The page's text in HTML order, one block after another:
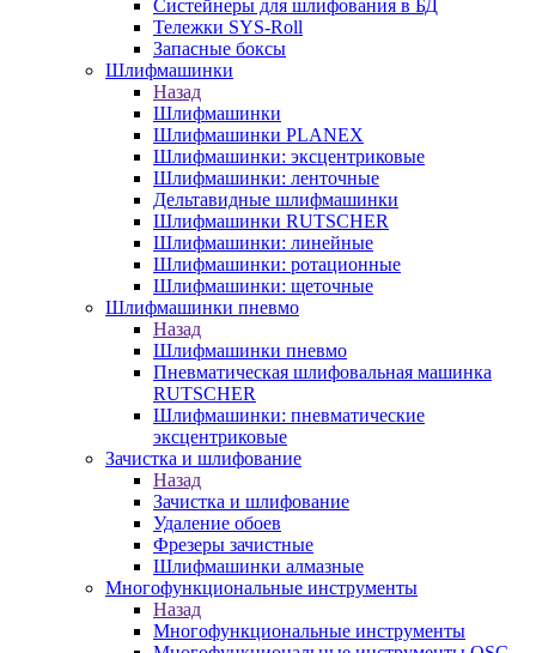
Систейнеры для шлифования в БД
Тележки SYS-Roll
Запасные боксы
Шлифмашинки
Назад
Шлифмашинки
Шлифмашинки PLANEX
Шлифмашинки: эксцентриковые
Шлифмашинки: ленточные
Дельтавидные шлифмашинки
Шлифмашинки RUTSCHER
Шлифмашинки: линейные
Шлифмашинки: ротационные
Шлифмашинки: щеточные
Шлифмашинки пневмо
Назад
Шлифмашинки пневмо
Пневматическая шлифовальная машинка
RUTSCHER
Шлифмашинки: пневматические
эксцентриковые
Зачистка и шлифование
Назад
Зачистка и шлифование
Удаление обоев
Фрезеры зачистные
Шлифмашинки алмазные
Многофункциональные инструменты
Назад
Многофункциональные инструменты